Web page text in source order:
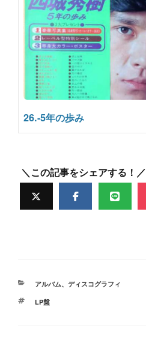
26.-5年の歩み
＼この記事をシェアする！／
カ
ゴ
アルバム、 ディスコグラフィ
タ
LP盤